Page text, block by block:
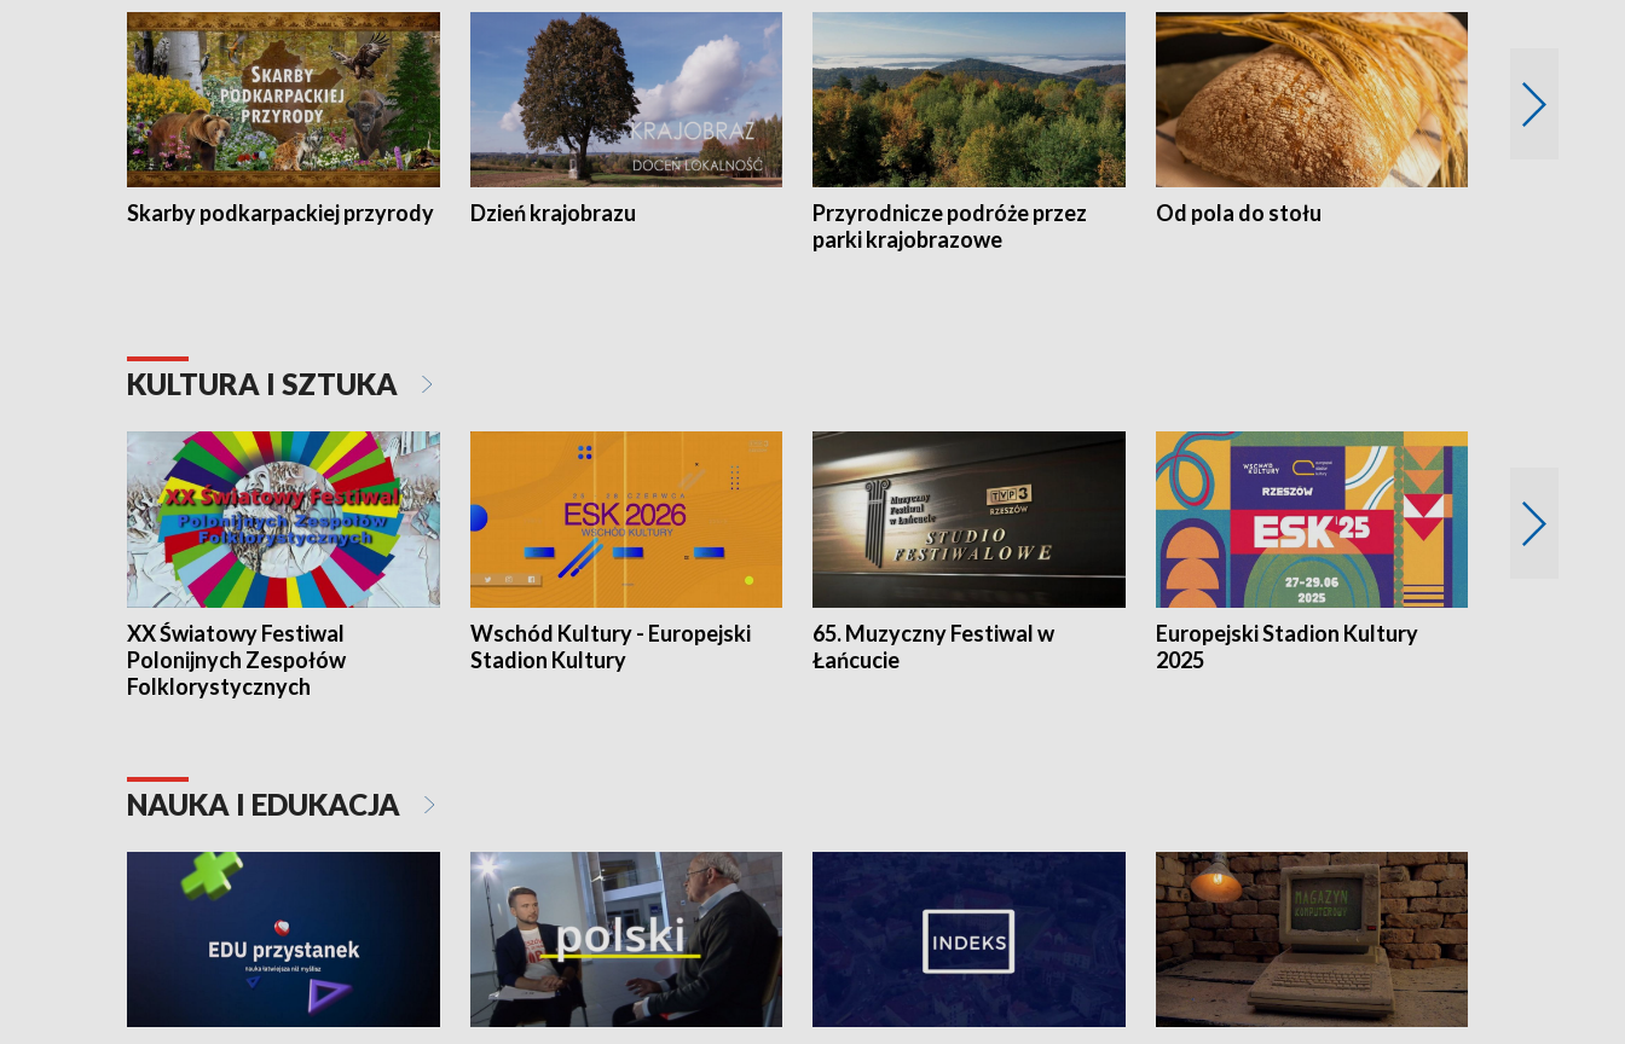
Skarby podkarpackiej przyrody Dzień krajobrazu
Przyrodnicze podróże przez
parki krajobrazowe
Od pola do stołu
KULTURA I SZTUKA
XX Światowy Festiwal
Polonijnych Zespołów
Folklorystycznych
Wschód Kultury - Europejski
Stadion Kultury
65. Muzyczny Festiwal w
Łańcucie
Europejski Stadion Kultury
2025
NAUKA I EDUKACJA